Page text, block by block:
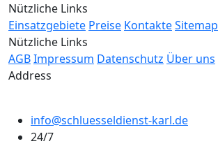
Nützliche Links
Einsatzgebiete Preise KontakteSitemap
Nützliche Links
AGBImpressum Datenschutz Über uns
Address
info@schluesseldienst-karl.de
24/7